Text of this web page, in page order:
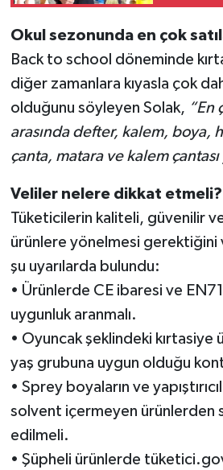
Okul sezonunda en çok
Back to school döneminde
diğer zamanlara kıyasla çok
olduğunu söyleyen Solak, “En
arasında defter, kalem, boya,
çanta, matara ve kalem
Veliler nelere dikkat etmeli?
Tüketicilerin kaliteli, güvenilir
ürünlere yönelmesi gerektiğini
şu uyarılarda bulundu:
• Ürünlerde CE ibaresi ve
uygunluk aranmalı.
• Oyuncak şeklindeki kırtasiye
yaş grubuna uygun olduğu
• Sprey boyaların ve
solvent içermeyen ürünlerden
edilmeli.
• Şüpheli ürünlerde